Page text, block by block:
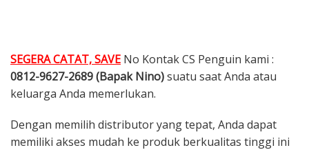
SEGERA CATAT, SAVE No Kontak CS Penguin kami :
0812-9627-2689 (Bapak Nino)suatu saat Anda atau
keluarga Anda memerlukan.
Dengan memilih distributor yang tepat, Anda dapat
memiliki akses mudah ke produk berkualitas tinggi ini